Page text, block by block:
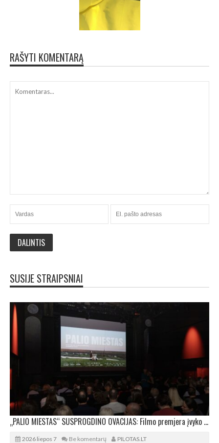
RAŠYTI KOMENTARĄ
SUSIJE STRAIPSNIAI
„PALIO MIESTAS“ SUSPROGDINO OVACIJAS: Filmo premjera įvyko sausakimšoje salėje
2026 liepos 7 Be komentarų PILOTAS.LT